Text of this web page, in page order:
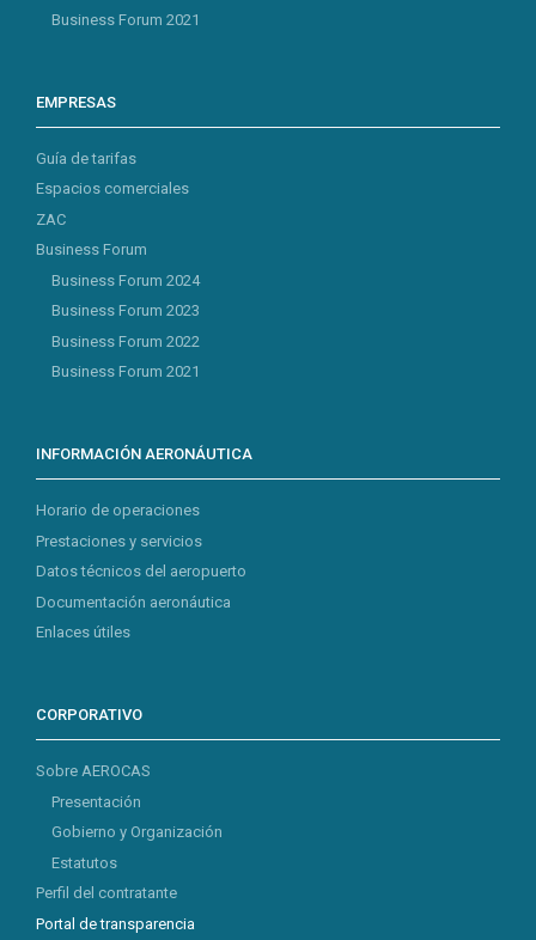
Business Forum 2021
EMPRESAS
Guía de tarifas
Espacios comerciales
ZAC
Business Forum
Business Forum 2024
Business Forum 2023
Business Forum 2022
Business Forum 2021
INFORMACIÓN AERONÁUTICA
Horario de operaciones
Prestaciones y servicios
Datos técnicos del aeropuerto
Documentación aeronáutica
Enlaces útiles
CORPORATIVO
Sobre AEROCAS
Presentación
Gobierno y Organización
Estatutos
Perfil del contratante
Portal de transparencia